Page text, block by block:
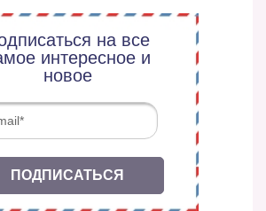
на все
интересное и
новое
ПОДПИСАТЬСЯ